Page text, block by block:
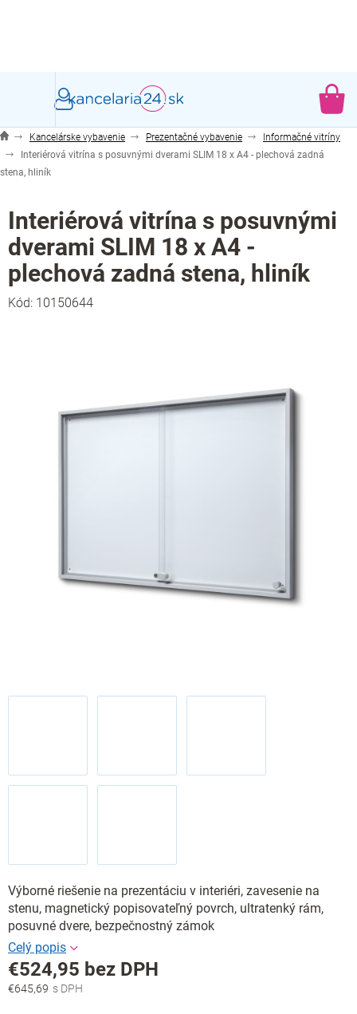
Kancelárske vybavenie Prezentačné vybavenie
Informačné vitríny
Interiérová vitrína s posuvnými dverami SLIM 18 x A4 - plechová zadná
stena, hliník
Interiérová vitrína s posuvnými
dverami SLIM 18 x A4 -
plechová zadná stena, hliník
Kód: 10150644
Výborné riešenie na prezentáciu v interiéri, zavesenie na
stenu, magnetický popisovateľný povrch, ultratenký rám,
posuvné dvere, bezpečnostný zámok
€645,69
€524,95 bez DPH
Jednotková